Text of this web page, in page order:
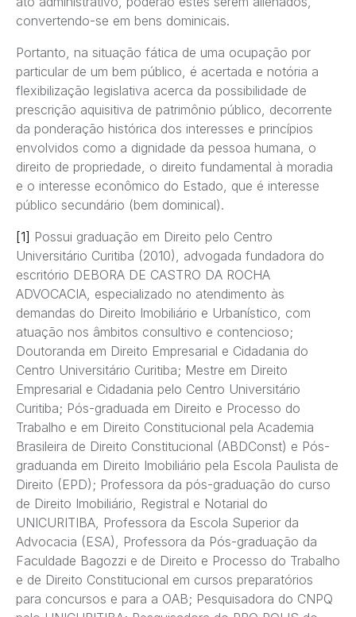
convertendo-se em bens dominicais.
Portanto, na situação fática de uma ocupação por
particular de um bem público, é acertada e notória a
flexibilização legislativa acerca da possibilidade de
prescrição aquisitiva de patrimônio público, decorrente
da ponderação histórica dos interesses e princípios
envolvidos como a dignidade da pessoa humana, o
direito de propriedade, o direito fundamental à moradia
e o interesse econômico do Estado, que é interesse
público secundário (bem dominical).
[1] Possui graduação em Direito pelo Centro
Universitário Curitiba (2010), advogada fundadora do
escritório DEBORA DE CASTRO DA ROCHA
ADVOCACIA, especializado no atendimento às
demandas do Direito Imobiliário e Urbanístico, com
atuação nos âmbitos consultivo e contencioso;
Doutoranda em Direito Empresarial e Cidadania do
Centro Universitário Curitiba; Mestre em Direito
Empresarial e Cidadania pelo Centro Universitário
Curitiba; Pós-graduada em Direito e Processo do
Trabalho e em Direito Constitucional pela Academia
Brasileira de Direito Constitucional (ABDConst) e Pós-
graduanda em Direito Imobiliário pela Escola Paulista de
Direito (EPD); Professora da pós-graduação do curso
de Direito Imobiliário, Registral e Notarial do
UNICURITIBA, Professora da Escola Superior da
Advocacia (ESA), Professora da Pós-graduação da
Faculdade Bagozzi e de Direito e Processo do Trabalho
e de Direito Constitucional em cursos preparatórios
para concursos e para a OAB; Pesquisadora do CNPQ